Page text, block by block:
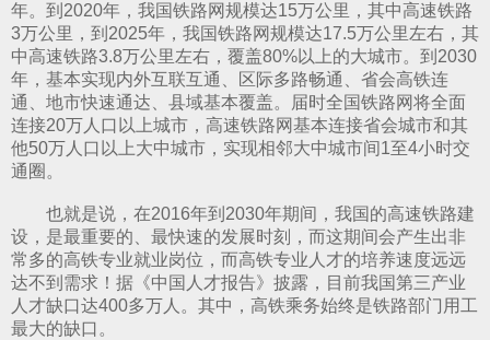
年。到2020年，我国铁路网规模达15万公里，其中高速铁路
3万公里，到2025年，我国铁路网规模达17.5万公里左右，其
中高速铁路3.8万公里左右，覆盖80%以上的大城市。到2030
年，基本实现内外互联互通、区际多路畅通、省会高铁连
通、地市快速通达、县域基本覆盖。届时全国铁路网将全面
连接20万人口以上城市，高速铁路网基本连接省会城市和其
他50万人口以上大中城市，实现相邻大中城市间1至4小时交
通圈。
也就是说，在2016年到2030年期间，我国的高速铁路建
设，是最重要的、最快速的发展时刻，而这期间会产生出非
常多的高铁专业就业岗位，而高铁专业人才的培养速度远远
达不到需求！据《中国人才报告》披露，目前我国第三产业
人才缺口达400多万人。其中，高铁乘务始终是铁路部门用工
最大的缺口。